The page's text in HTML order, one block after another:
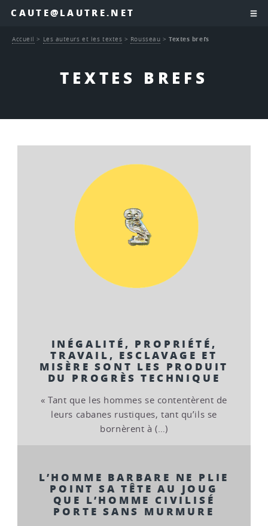
CAUTE@LAUTRE.NET
TEXTES BREFS
Accueil > Les auteurs et les textes > Rousseau > Textes brefs
INÉGALITÉ, PROPRIÉTÉ,
TRAVAIL, ESCLAVAGE ET
MISÈRE SONT LES PRODUIT
DU PROGRÈS TECHNIQUE
« Tant que les hommes se contentèrent de
leurs cabanes rustiques, tant qu’ils se
bornèrent à (…)
L’HOMME BARBARE NE PLIE
POINT SA TÊTE AU JOUG
QUE L’HOMME CIVILISÉ
PORTE SANS MURMURE